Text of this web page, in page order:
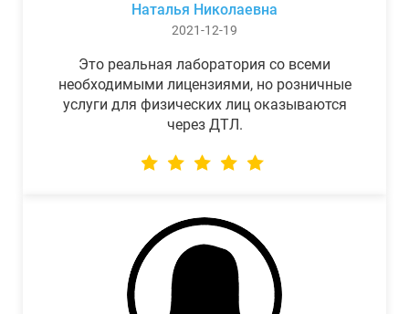
Наталья Николаевна
2021-12-19
Это реальная лаборатория со всеми
необходимыми лицензиями, но розничные
услуги для физических лиц оказываются
через ДТЛ.